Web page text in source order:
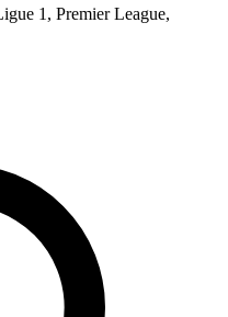
1, Premier League,